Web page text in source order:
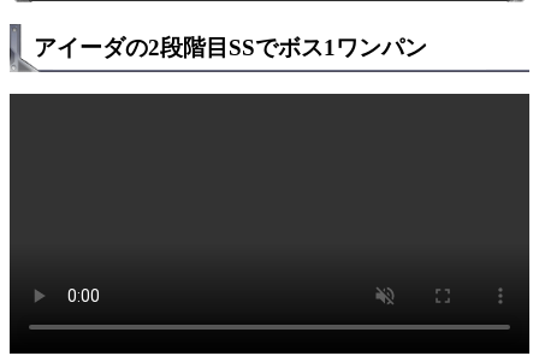
アイーダの2段階目SSでボス1ワンパン